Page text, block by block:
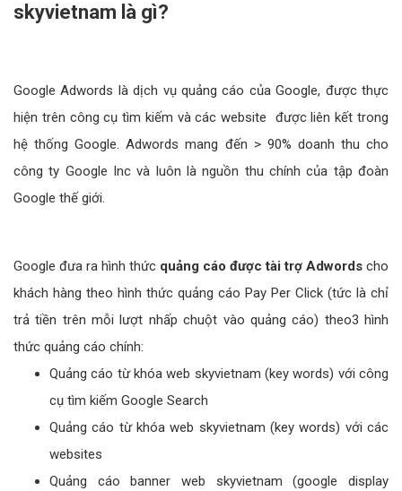
skyvietnam là gì?
Google Adwords là dịch vụ quảng cáo của Google, được thực
hiện trên công cụ tìm kiếm và các website được liên kết trong
hệ thống Google. Adwords mang đến > 90% doanh thu cho
công ty Google Inc và luôn là nguồn thu chính của tập đoàn
Google thế giới.
Google đưa ra hình thức quảng cáo được tài trợ Adwords cho
khách hàng theo hình thức quảng cáo Pay Per Click (tức là chỉ
trả tiền trên mỗi lượt nhấp chuột vào quảng cáo) theo3 hình
thức quảng cáo chính:
Quảng cáo từ khóa web skyvietnam (key words) với công
cụ tìm kiếm Google Search
Quảng cáo từ khóa web skyvietnam (key words) với các
websites
Quảng cáo banner web skyvietnam (google display